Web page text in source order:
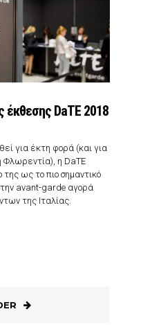
DaTE 2018
για έκτη φορά (και για
η DaTE
ως το πιο σημαντικό
avant-garde αγορά
της Ιταλίας.